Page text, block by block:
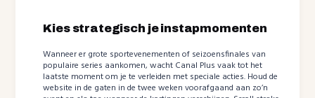
Kies strategisch je instapmomenten
Wanneer er grote sportevenementen of seizoensfinales van
populaire series aankomen, wacht Canal Plus vaak tot het
laatste moment om je te verleiden met speciale acties. Houd de
website in de gaten in de twee weken voorafgaand aan zo’n